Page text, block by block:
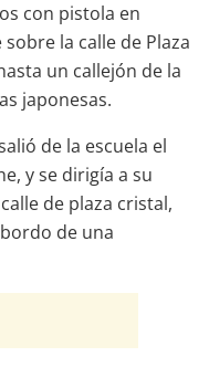
con pistola en
la calle de Plaza
un callejón de la
japonesas.
de la escuela el
y se dirigía a su
de plaza cristal,
de una